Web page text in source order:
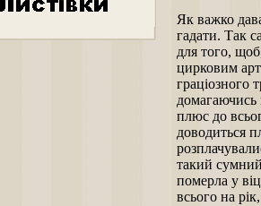
Як важко
гадати. Так
для того,
цирковим
граціозного
домагаючись
плюс до
доводиться
такий
померла у
всього на